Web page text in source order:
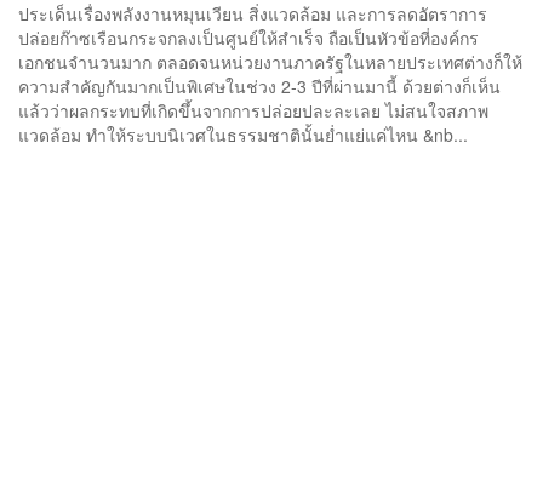
ประเด็นเรื่องพลังงานหมุนเวียน สิ่งแวดล้อม และการลดอัตราการ
ปล่อยก๊าซเรือนกระจกลงเป็นศูนย์ให้สำเร็จ ถือเป็นหัวข้อที่องค์กร
เอกชนจำนวนมาก ตลอดจนหน่วยงานภาครัฐในหลายประเทศต่างก็ให้
ความสำคัญกันมากเป็นพิเศษในช่วง 2-3 ปีที่ผ่านมานี้ ด้วยต่างก็เห็น
แล้วว่าผลกระทบที่เกิดขึ้นจากการปล่อยปละละเลย ไม่สนใจสภาพ
แวดล้อม ทำให้ระบบนิเวศในธรรมชาตินั้นย่ำแย่แค่ไหน &nb...